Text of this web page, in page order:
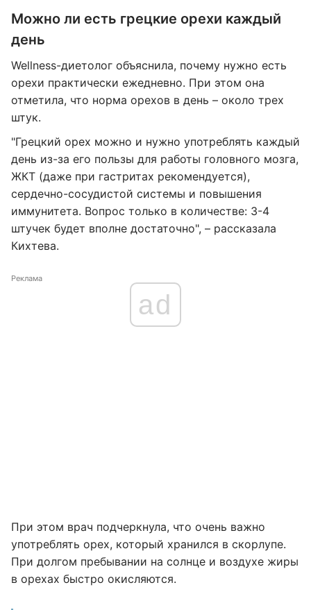
Можно ли есть грецкие орехи каждый
день
Wellness-диетолог объяснила, почему нужно есть
орехи практически ежедневно. При этом она
отметила, что норма орехов в день – около трех
штук.
"Грецкий орех можно и нужно употреблять каждый
день из-за его пользы для работы головного мозга,
ЖКТ (даже при гастритах рекомендуется),
сердечно-сосудистой системы и повышения
иммунитета. Вопрос только в количестве: 3-4
штучек будет вполне достаточно", – рассказала
Кихтева.
Реклама
ad
При этом врач подчеркнула, что очень важно
употреблять орех, который хранился в скорлупе.
При долгом пребывании на солнце и воздухе жиры
в орехах быстро окисляются.